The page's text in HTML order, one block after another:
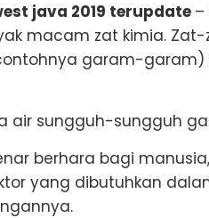
java 2019 terupdate –
macam zat kimia.
garam-
air sungguh-sungguh
berhara bagi
yang dibutuhkan